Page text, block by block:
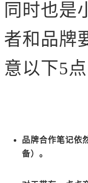
同时也是
者和品牌
意以下5点
品牌合作笔记依
备）。